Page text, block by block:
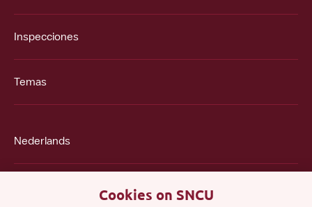
Inspecciones
Temas
Nederlands
Cookies on SNCU